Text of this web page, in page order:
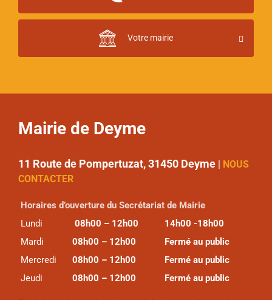
Votre mairie
Mairie de Deyme
11 Route de Pompertuzat, 31450 Deyme| NOUS
CONTACTER
Horaires d’ouverture du Secrétariat de Mairie
Lundi
08h00 – 12h00
14h00 -18h00
Mardi
08h00 – 12h00
Fermé au public
Mercredi
08h00 – 12h00
Fermé au public
Jeudi
08h00 – 12h00 Fermé au public